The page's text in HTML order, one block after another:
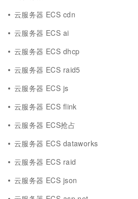
云服务器 ECS cdn
云服务器 ECS ai
云服务器 ECS dhcp
云服务器 ECS raid5
云服务器 ECS js
云服务器 ECS flink
云服务器 ECS抢占
云服务器 ECS dataworks
云服务器 ECS raid
云服务器 ECS json